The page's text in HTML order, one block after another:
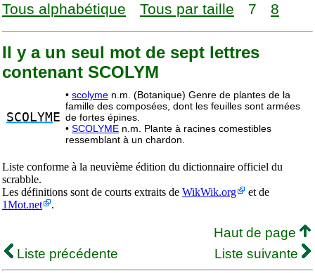
Tous alphabétique Tous par taille 7 8
Il y a un seul mot de sept lettres
contenant SCOLYM
SCOLYM E
• scolyme n.m. (Botanique) Genre de plantes de la
famille des composées, dont les feuilles sont armées
de fortes épines.
• SCOLYME n.m. Plante à racines comestibles
ressemblant à un chardon.
Liste conforme à la neuvième édition du dictionnaire officiel du
scrabble.
Les définitions sont de courts extraits de WikWik.org
et de
1Mot.net
.
Haut de page
Liste précédente
Liste suivante